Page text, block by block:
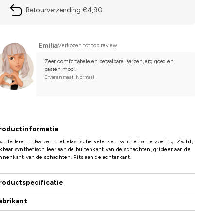
Retourverzending €4,90
EmiliaVerkozen tot top review
Zeer comfortabele en betaalbare laarzen, erg goed en
passen mooi.
Ervaren maat: Normaal
leren rijlaarzen met elastische veters en synthetische voering. Zacht,
synthetisch leer aan de buitenkant van de schachten, gripleer aan de
van de schachten. Rits aan de achterkant.